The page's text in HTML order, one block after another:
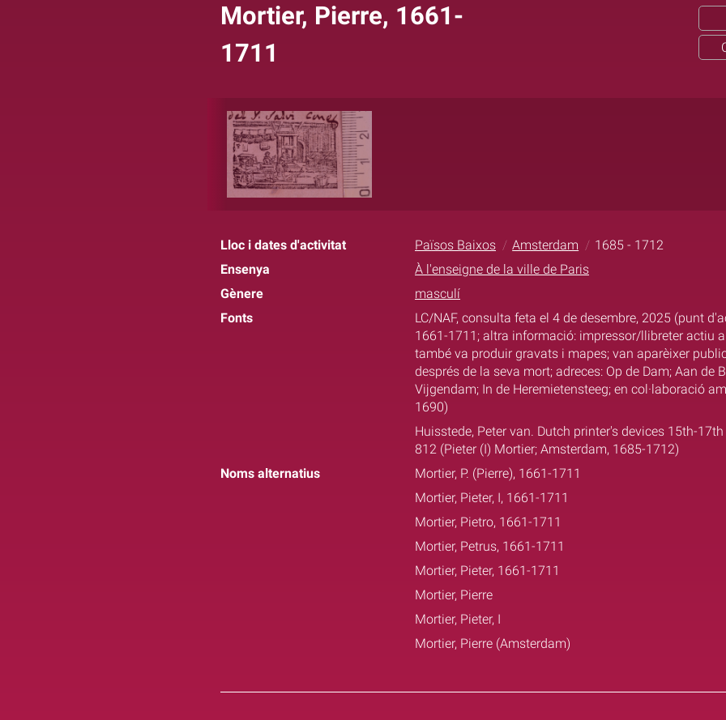
Mortier, Pierre, 1661-
1711
Lloc i dates d'activitat Països Baixos Amsterdam
1685 - 1712
Ensenya
À l'enseigne de la ville de Paris
Gènere
masculí
Fonts
LC/NAF, consulta feta el 4 de desembre, 2025 (punt
1661-1711; altra informació: impressor/llibreter actiu
també va produir gravats i mapes; van aparèixer
després de la seva mort; adreces: Op de Dam; Aan de
Vijgendam; In de Heremietensteeg; en col·laboració
1690)
Huisstede, Peter van. Dutch printer's devices 15th-
812 (Pieter (I) Mortier; Amsterdam, 1685-1712)
Noms alternatius
Mortier, P. (Pierre), 1661-1711
Mortier, Pieter, I, 1661-1711
Mortier, Pietro, 1661-1711
Mortier, Petrus, 1661-1711
Mortier, Pieter, 1661-1711
Mortier, Pierre
Mortier, Pieter, I
Mortier, Pierre (Amsterdam)